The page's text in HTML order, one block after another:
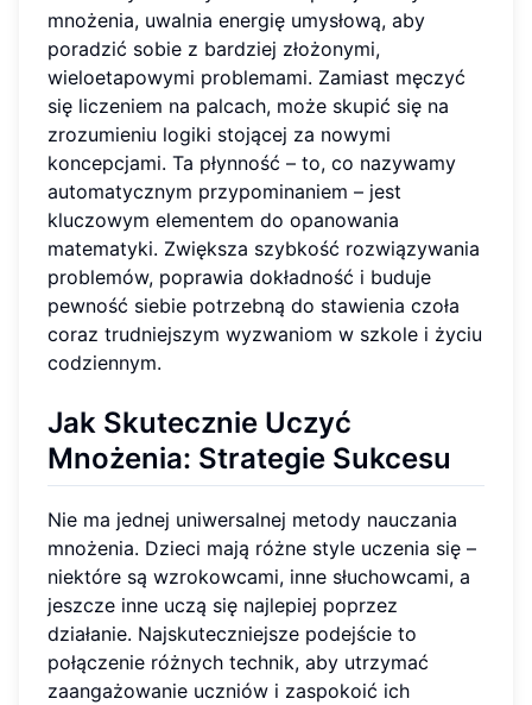
mnożenia, uwalnia energię umysłową, aby
poradzić sobie z bardziej złożonymi,
wieloetapowymi problemami. Zamiast męczyć
się liczeniem na palcach, może skupić się na
zrozumieniu logiki stojącej za nowymi
koncepcjami. Ta płynność – to, co nazywamy
automatycznym przypominaniem – jest
kluczowym elementem do opanowania
matematyki. Zwiększa szybkość rozwiązywania
problemów, poprawia dokładność i buduje
pewność siebie potrzebną do stawienia czoła
coraz trudniejszym wyzwaniom w szkole i życiu
codziennym.
Jak Skutecznie Uczyć
Mnożenia: Strategie Sukcesu
Nie ma jednej uniwersalnej metody nauczania
mnożenia. Dzieci mają różne style uczenia się –
niektóre są wzrokowcami, inne słuchowcami, a
jeszcze inne uczą się najlepiej poprzez
działanie. Najskuteczniejsze podejście to
połączenie różnych technik, aby utrzymać
zaangażowanie uczniów i zaspokoić ich